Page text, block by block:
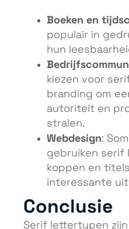
Boeken en
populair in
hun
kiezen voor
branding om
autoriteit en
stralen.
Webdesign:
gebruiken serif
koppen en
interessante
Conclusie
Serif lettertypen